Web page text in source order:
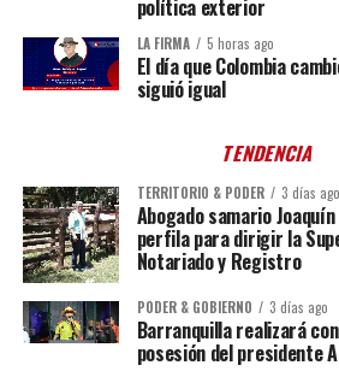
política exterior
LA FIRMA 5 horas ago
El día que Colombia
siguió igual
TENDENCIA
TERRITORIO & PODER 3 días ago
Abogado samario
perfila para dirigir la
Notariado y Registro
PODER & GOBIERNO 3 días ago
Barranquilla realizará
posesión del presidente